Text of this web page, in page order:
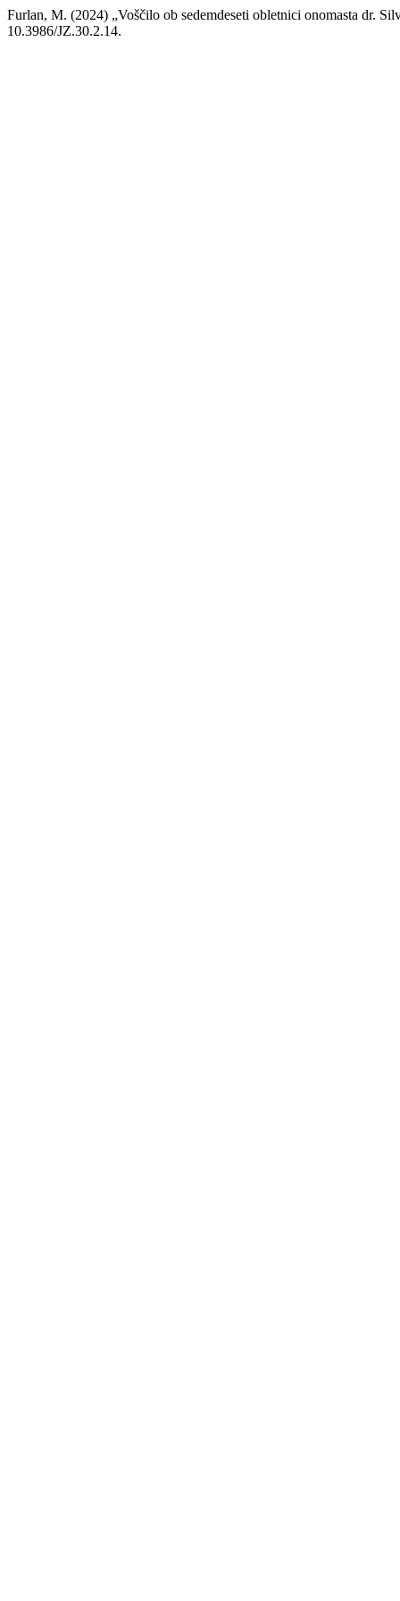
Furlan, M. (2024) „Voščilo ob sedemdeseti obletnici onomasta dr.
10.3986/JZ.30.2.14.